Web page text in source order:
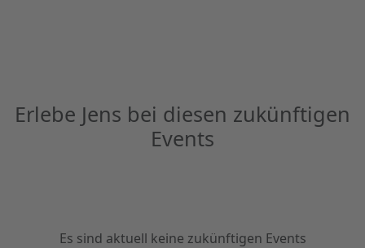
Erlebe Jens bei diesen zukünftigen
Events
Es sind aktuell keine zukünftigen Events